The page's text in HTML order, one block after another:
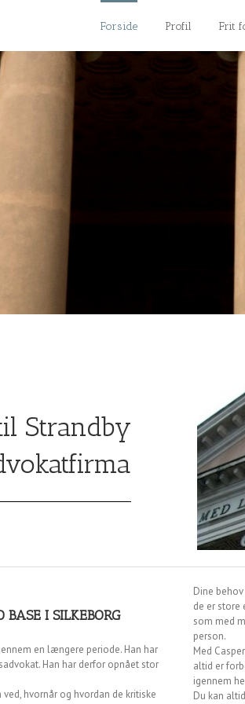
Forside Profil Frit
Strandby
I SILKEBORG
en længere periode. Han har
Han har derfor opnået stor
hvornår og hvordan de kritiske
Dine
de er store
som med
person.
Med
altid er
igennem
Du kan